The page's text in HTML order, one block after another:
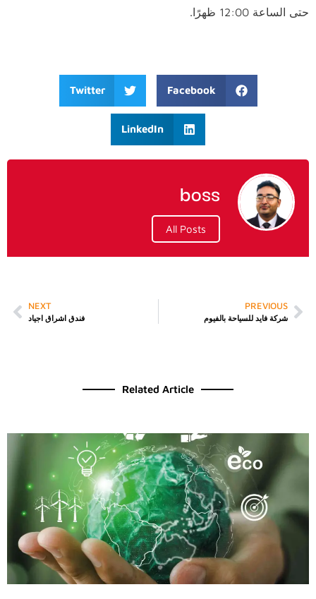
حتى الساعة 12:00 ظهرًا.
Facebook
Twitter
LinkedIn
boss
All Posts
PREVIOUS
شركة فايد للسياحة بالفيوم
NEXT
فندق اشراق اجياد
Related Article